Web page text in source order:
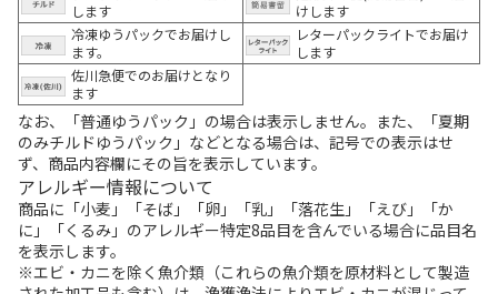
します
けします
冷凍ゆうパックでお届けし
ます。
レターパックライトでお届け
します
佐川急便でのお届けとなり
ます
なお、「普通ゆうパック」の場合は表示しません。また、「夏期
のみチルドゆうパック」などとなる場合は、記号での表示はせ
ず、商品内容欄にその旨を表示しています。
アレルギー情報について
商品に「小麦」「そば」「卵」「乳」「落花生」「えび」「か
に」「くるみ」のアレルギー特定8品目を含んでいる場合に品目名
を表示します。
※エビ・カニを除く魚介類（これらの魚介類を原材料として製造